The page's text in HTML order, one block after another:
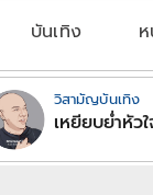
บันเทิง
วิสามัญบันเทิง
เหยียบย่ำหัวใ